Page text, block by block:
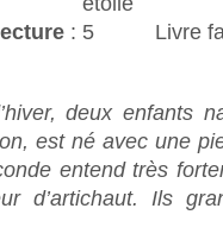
:
Livre
deux enfants
est né avec une
entend très
d’artichaut. Ils